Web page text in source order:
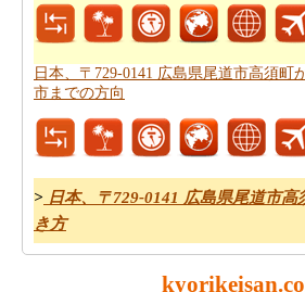
時間をチェックして下さい。
の途中でポイントを与えマップた
729-0141 広島県尾道市高須町から
での道路ルートプランはあなたが
勧めします。
あなたのルートを得ることが計画
のために駆動するためのコストの公
ることが重要です。あなたはこの日
県尾道市高須町から日本、徳島県
日本、〒729-0141 広島県尾道市高須町
市までの方向
> 日本、〒729-0141 広島県尾道市
き方